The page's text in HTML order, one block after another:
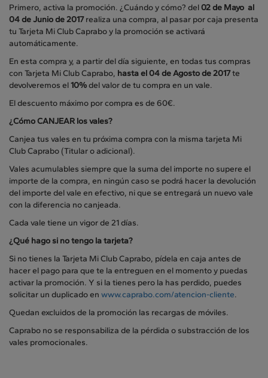
Primero, activa la promoción. ¿Cuándo y cómo? del02 de Mayo al
04 de Junio de 2017realiza una compra, al pasar por caja presenta
tu Tarjeta Mi Club Caprabo y la promoción se activará
automáticamente.
En esta compra y, a partir del día siguiente, en todas tus compras
con Tarjeta Mi Club Caprabo, hasta el 04 de Agosto de 2017te
devolveremos el10%del valor de tu compra en un vale.
El descuento máximo por compra es de 60€.
¿Cómo CANJEAR los vales?
Canjea tus vales en tu próxima compra con la misma tarjeta Mi
Club Caprabo (Titular o adicional).
Vales acumulables siempre que la suma del importe no supere el
importe de la compra, en ningún caso se podrá hacer la devolución
del importe del vale en efectivo, ni que se entregará un nuevo vale
con la diferencia no canjeada.
Cada vale tiene un vigor de 21 días.
¿Qué hago si no tengo la tarjeta?
Si no tienes la Tarjeta Mi Club Caprabo, pídela en caja antes de
hacer el pago para que te la entreguen en el momento y puedas
activar la promoción. Y si la tienes pero la has perdido, puedes
solicitar un duplicado en www.caprabo.com/atencion-cliente.
Quedan excluidos de la promoción las recargas de móviles.
Caprabo no se responsabiliza de la pérdida o substracción de los
vales promocionales.